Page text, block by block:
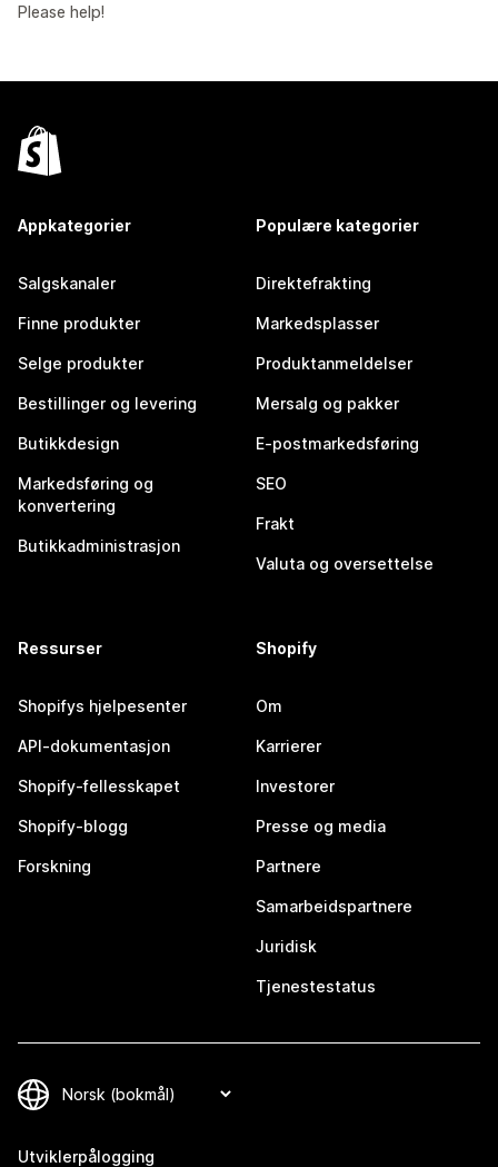
Please help!
Appkategorier
Salgskanaler
Finne produkter
Selge produkter
Bestillinger og levering
Butikkdesign
Markedsføring og
konvertering
Butikkadministrasjon
Populære kategorier
Direktefrakting
Markedsplasser
Produktanmeldelser
Mersalg og pakker
E-postmarkedsføring
SEO
Frakt
Valuta og oversettelse
Ressurser
Shopifys hjelpesenter
API-dokumentasjon
Shopify-fellesskapet
Shopify-blogg
Forskning
Shopify
Om
Karrierer
Investorer
Presse og media
Partnere
Samarbeidspartnere
Juridisk
Tjenestestatus
Utviklerpålogging